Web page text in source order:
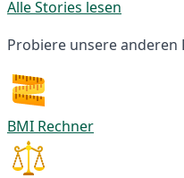
Alle Stories lesen
Probiere unsere anderen
BMI Rechner